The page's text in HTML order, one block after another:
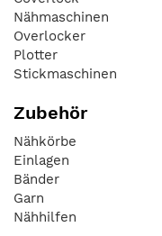
Nähmaschinen
Overlocker
Plotter
Stickmaschinen
Zubehör
Nähkörbe
Einlagen
Bänder
Garn
Nähhilfen